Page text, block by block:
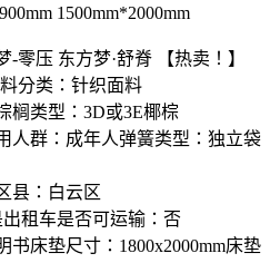
1500mm*2000mm
零压 东方梦·舒脊 【热卖！】
分类：针织面料
榈类型：3D或3E椰棕
人群：成年人弹簧类型：独立袋
县：白云区
租车是否可运输：否
床垫尺寸：1800x2000mm床垫